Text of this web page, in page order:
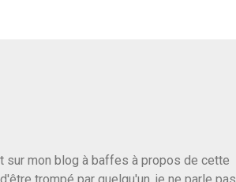
sur mon blog à baffes à propos de cette